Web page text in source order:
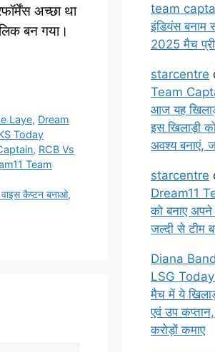
अच्छा था
बन गया।
Laye, Dream
Today
, RCB Vs
Team
कैप्टन बनाओ,
team
इंडियंस बनाम
2025 मैच
starcentre
Team
आज यह
इस खिलाड़ी
अवश्य बनाएं,
starcentre
Dream11
को बनाए अपने
जल्दी से टीम
Diana
LSG
मैच में ये
एवं उप
करोड़ों कमाए